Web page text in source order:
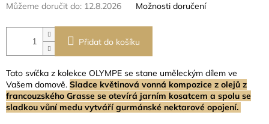
Můžeme doručit do: 12.8.2026 Možnosti doručení
Přidat do košíku
Tato svíčka z kolekce OLYMPE se stane uměleckým dílem ve
Vašem domově. Sladce květinová vonná kompozice z olejů z
francouzského Grasse se otevírá jarním kosatcem a spolu se
sladkou vůní medu vytváří gurmánské nektarové opojení.